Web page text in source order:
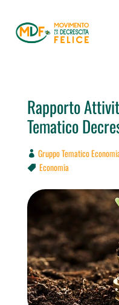
Rapporto
Tematico
Gruppo Tematico
 Economia